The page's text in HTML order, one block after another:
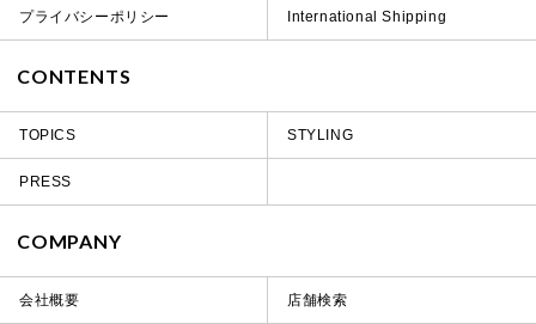
プライバシーポリシー International Shipping
CONTENTS
TOPICS STYLING
PRESS
COMPANY
会社概要 店舗検索